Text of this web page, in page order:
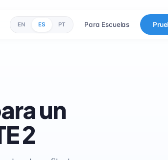
EN ES PT Para Escuelas
un
2